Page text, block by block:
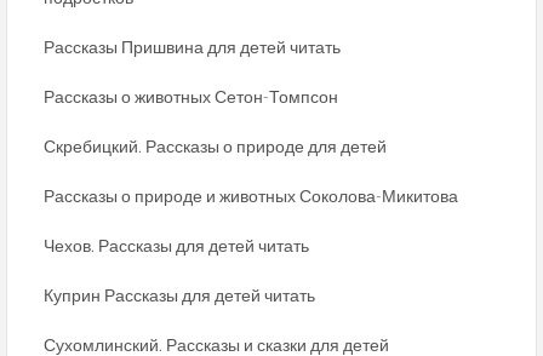
Рассказы Пришвина для детей читать
Рассказы о животных Сетон-Томпсон
Скребицкий. Рассказы о природе для детей
Рассказы о природе и животных Соколова-Микитова
Чехов. Рассказы для детей читать
Куприн Рассказы для детей читать
Сухомлинский. Рассказы и сказки для детей